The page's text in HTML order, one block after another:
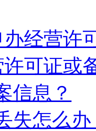
经营许
许可证或
信息？
失怎么办